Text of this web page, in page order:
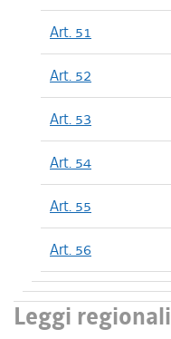
Art. 51
Art. 52
Art. 53
Art. 54
Art. 55
Art. 56
Leggi regionali